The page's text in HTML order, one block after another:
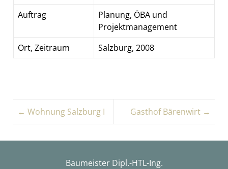
Auftrag
Planung, ÖBA und
Projektmanagement
Ort, Zeitraum
Salzburg, 2008
← Wohnung Salzburg I Gasthof Bärenwirt →
Baumeister Dipl.-HTL-Ing.